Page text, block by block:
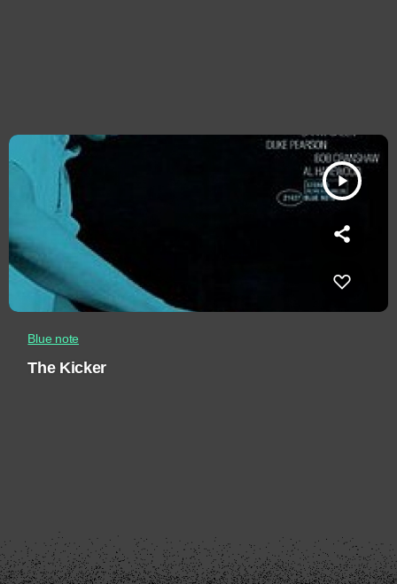
play_arrow
Blue note
The Kicker